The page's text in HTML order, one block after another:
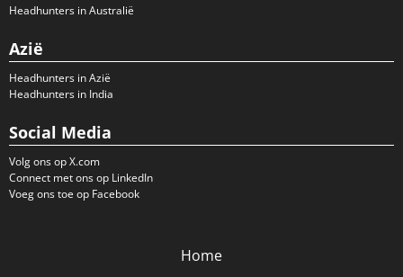
Headhunters in Australië
Azië
Headhunters in Azië
Headhunters in India
Social Media
Volg ons op X.com
Connect met ons op LinkedIn
Voeg ons toe op Facebook
Home